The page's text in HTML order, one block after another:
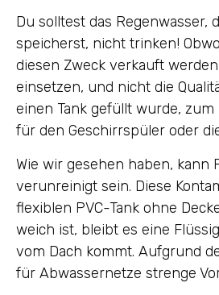
Du solltest das Regenwasser,
speicherst, nicht trinken!
diesen Zweck verkauft
einsetzen, und nicht die
einen Tank gefüllt wurde,
für den Geschirrspüler oder
Wie wir gesehen haben, kann
verunreinigt sein. Diese
flexiblen PVC-Tank ohne
weich ist, bleibt es eine
vom Dach kommt. Aufgrund
für Abwassernetze strenge